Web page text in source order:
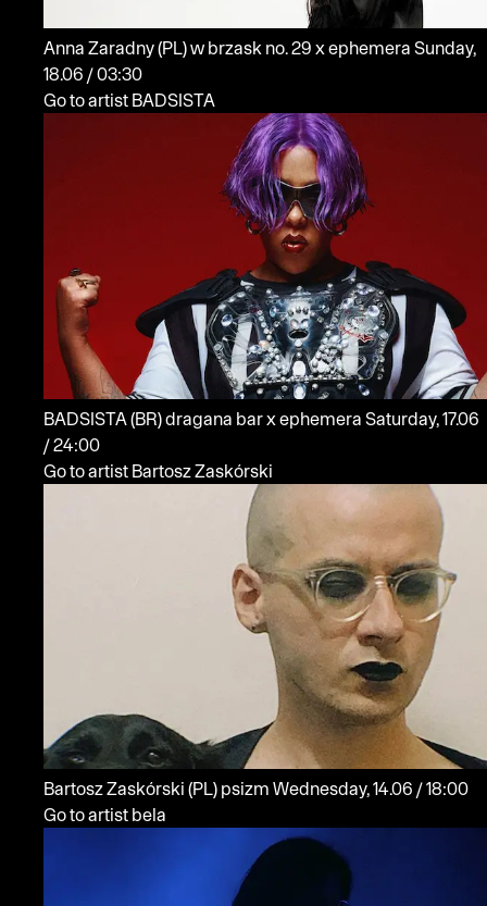
Anna Zaradny(PL)w brzask no. 29 x ephemera Sunday,
18.06 / 03:30
Go to artist BADSISTA
BADSISTA (BR)dragana bar x ephemera Saturday, 17.06
/ 24:00
Go to artist Bartosz Zaskórski
Bartosz Zaskórski (PL) psizm
Wednesday, 14.06 / 18:00
Go to artist bela